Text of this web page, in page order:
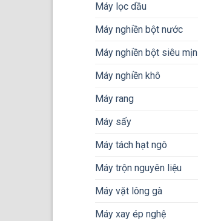
Máy lọc dầu
Máy nghiền bột nước
Máy nghiền bột siêu mịn
Máy nghiền khô
Máy rang
Máy sấy
Máy tách hạt ngô
Máy trộn nguyên liệu
Máy vặt lông gà
Máy xay ép nghệ